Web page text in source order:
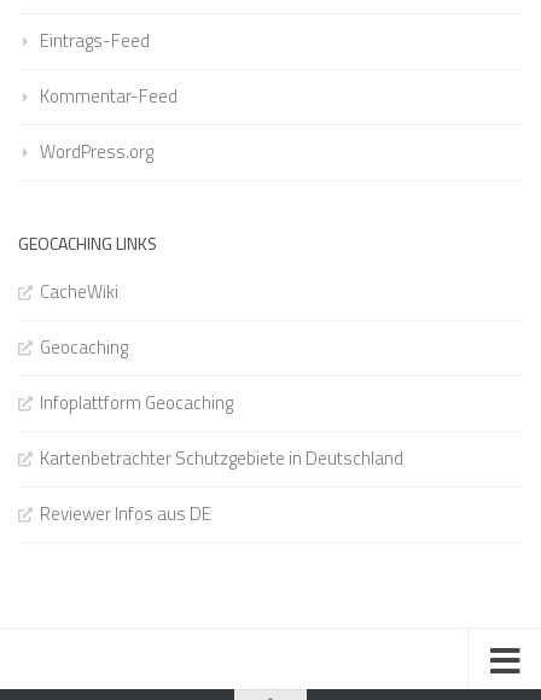
Eintrags-Feed
Kommentar-Feed
WordPress.org
GEOCACHING LINKS
CacheWiki
Geocaching
Infoplattform Geocaching
Kartenbetrachter Schutzgebiete in Deutschland
Reviewer Infos aus DE